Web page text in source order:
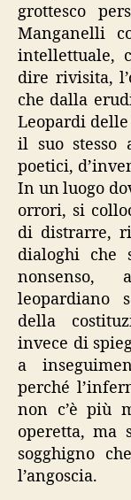
grottesco
Manganelli
intellettuale,
dire rivisita,
che dalla
Leopardi delle
il suo stesso
poetici,
In un luogo
orrori, si
di distrarre,
dialoghi che
nonsenso,
leopardiano
della
invece di
a
perché
non c’è più
operetta, ma
sogghigno
l’angoscia.